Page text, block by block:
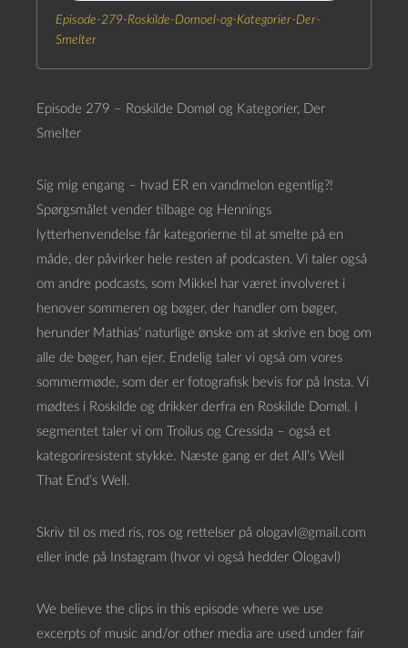
Episode-279-Roskilde-Domoel-og-Kategorier-Der-
Smelter
Episode 279 – Roskilde Domøl og Kategorier, Der
Smelter
Sig mig engang – hvad ER en vandmelon egentlig?!
Spørgsmålet vender tilbage og Hennings
lytterhenvendelse får kategorierne til at smelte på en
måde, der påvirker hele resten af podcasten. Vi taler også
om andre podcasts, som Mikkel har været involveret i
henover sommeren og bøger, der handler om bøger,
herunder Mathias’ naturlige ønske om at skrive en bog om
alle de bøger, han ejer. Endelig taler vi også om vores
sommermøde, som der er fotografisk bevis for på Insta. Vi
mødtes i Roskilde og drikker derfra en Roskilde Domøl. I
segmentet taler vi om Troilus og Cressida – også et
kategoriresistent stykke. Næste gang er det All’s Well
That End’s Well.
Skriv til os med ris, ros og rettelser på ologavl@gmail.com
eller inde på Instagram (hvor vi også hedder Ologavl)
We believe the clips in this episode where we use
excerpts of music and/or other media are used under fair